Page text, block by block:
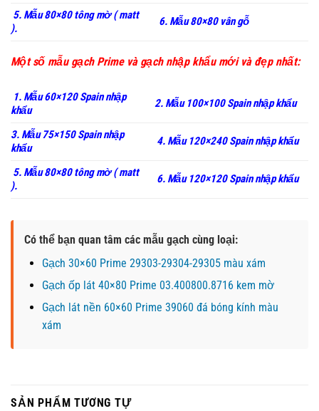
5. Mẫu 80×80 tông mờ ( matt
).
6. Mẫu 80×80 vân gỗ
Một số mẫu gạch Prime và gạch nhập khẩu mới và đẹp nhất:
1. Mẫu 60×120 Spain nhập
khẩu
2. Mẫu 100×100 Spain nhập khẩu
3. Mẫu 75×150 Spain nhập
khẩu
4. Mẫu 120×240 Spain nhập khẩu
5. Mẫu 80×80 tông mờ ( matt
).
6. Mẫu 120×120 Spain nhập khẩu
Có thể bạn quan tâm các mẫu gạch cùng loại:
Gạch 30×60 Prime 29303-29304-29305 màu xám
Gạch ốp lát 40×80 Prime 03.400800.8716 kem mờ
Gạch lát nền 60×60 Prime 39060 đá bóng kính màu
xám
SẢN PHẨM TƯƠNG TỰ